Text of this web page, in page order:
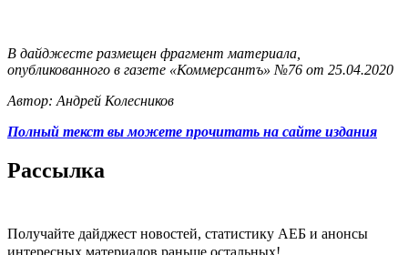
В дайджесте размещен фрагмент материала,
опубликованного в газете «Коммерсантъ» №76 от 25.04.2020
Автор: Андрей Колесников
Полный текст вы можете прочитать на сайте издания
Рассылка
Получайте дайджест новостей, статистику АЕБ и анонсы
интересных материалов раньше остальных!